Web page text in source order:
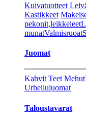
Kuivatuotteet
Kastikkeet
pekonit,leikkeleet
munatValmisruoat
Juomat
Kahvit Teet Mehut
Urheilujuomat
Taloustavarat